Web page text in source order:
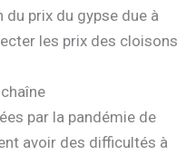
prix du gypse due à
les prix des cloisons
par la pandémie de
avoir des difficultés à